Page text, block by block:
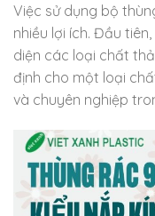
Việc sử dụng bộ
nhiều lợi ích. Đầu
diện các loại chất
định cho một loại
và chuyên nghiệp